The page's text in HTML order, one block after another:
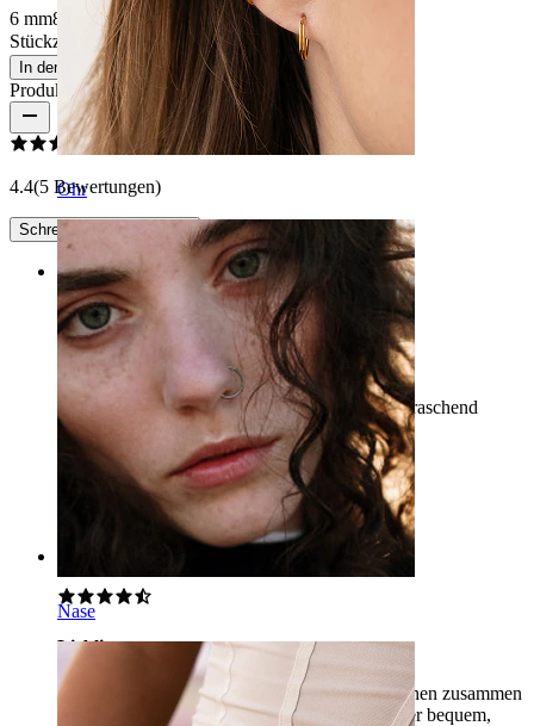
Ohr
Nase
6 mm8 mm
Stückzahl: 1 Ändern
In den Warenkorb
Produktbewertungen
4.4(5 Bewertungen)
Schreibe eine Bewertung
Rating
Super niedlich
Super süß, schön gestaltetes Stück, es war überraschend
einfach, es aufzurollen.
Zsófia Verifizierter Kauf
AI-Übersetzung Original anzeigen
Lieblings
Ich trage sie paarweise mit einem Labret, sie sehen zusammen
echt toll aus! Sehr süß, die 6 mm Länge ist super bequem,